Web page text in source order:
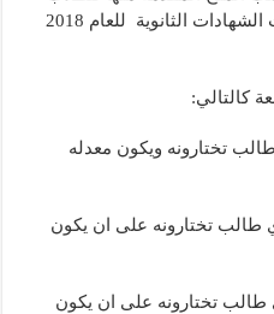
والطالبات الناجحين في امتحانات الشهادات الثانوية للعام 2018
كالتالي:
تختارونه ويكون معدله
في المئة لاي طالب تختارونه على ان يكون
المئة لاي طالب تختارونه على ان يكون